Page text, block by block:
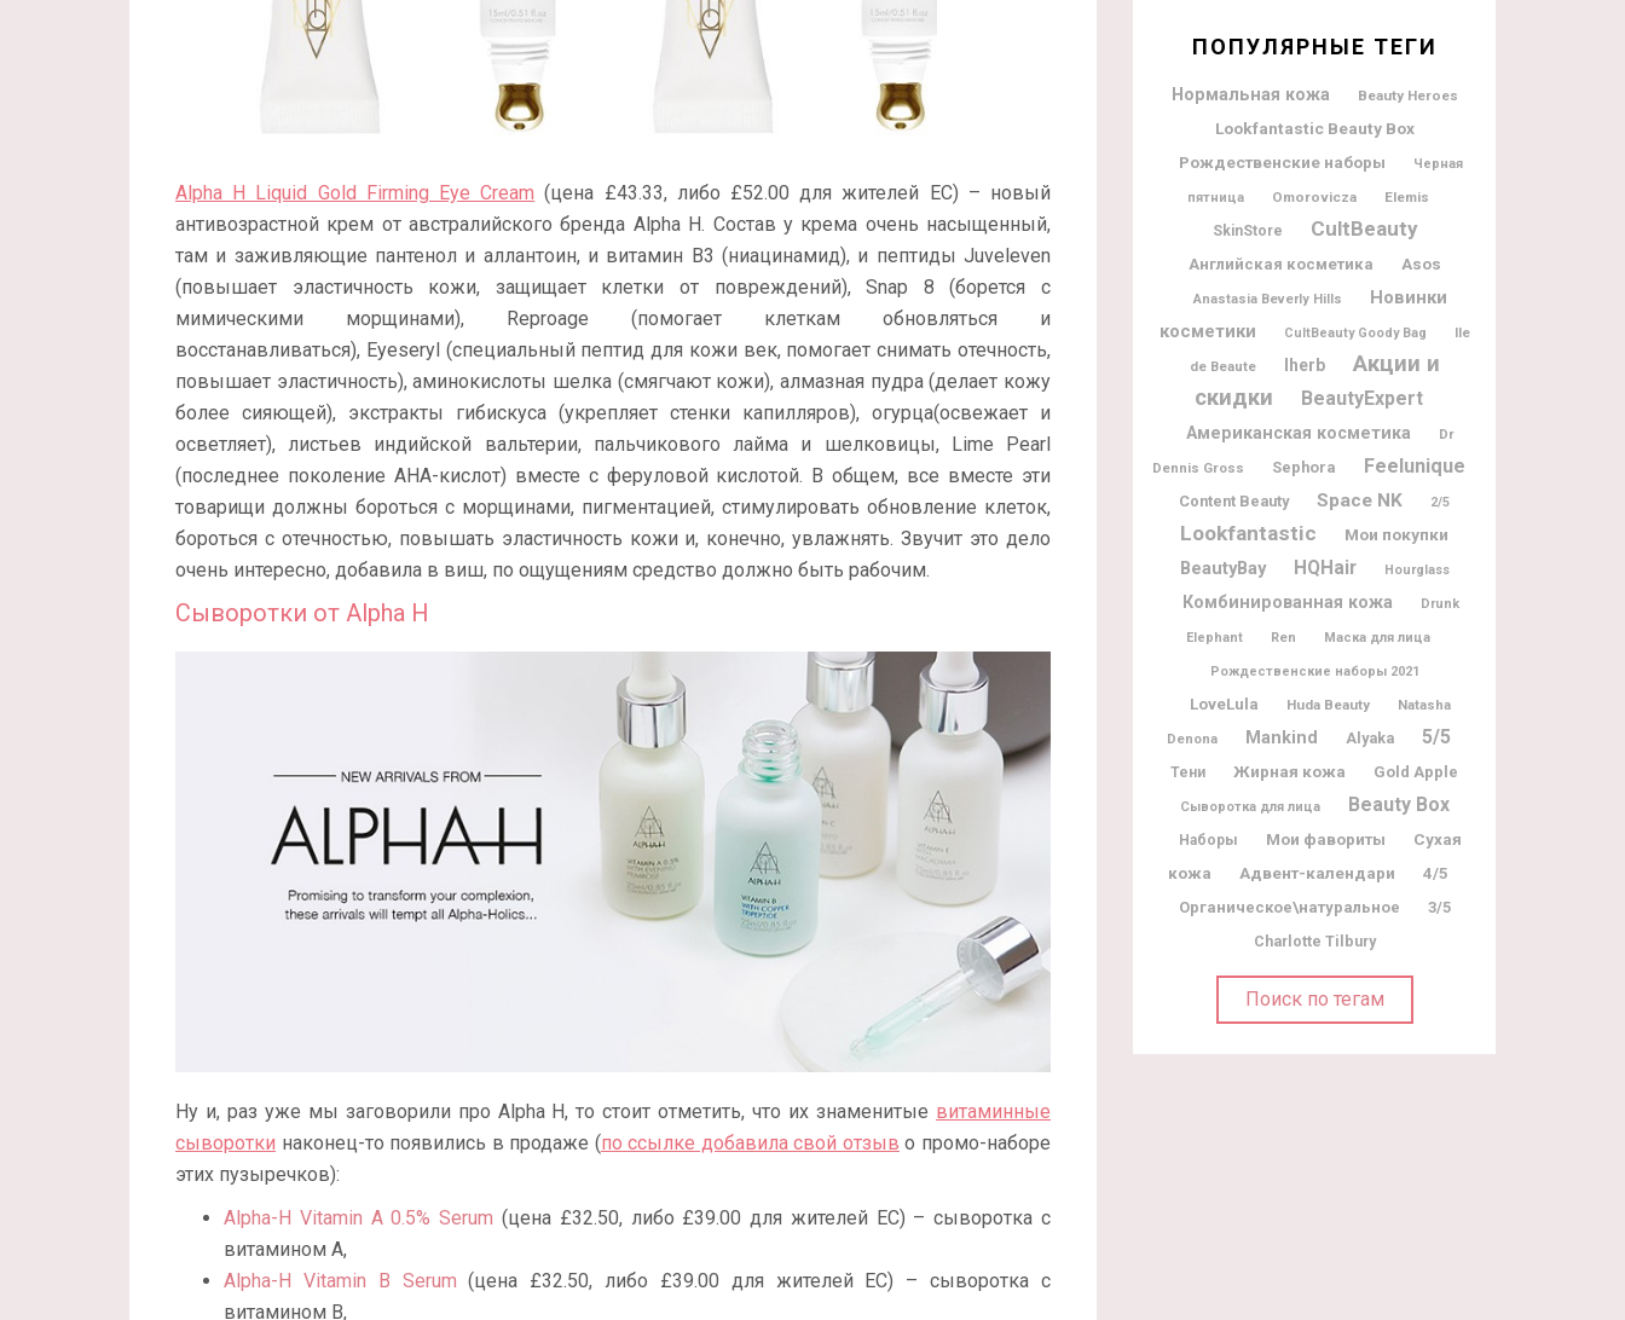
Alpha H Liquid Gold Firming Eye Cream (цена £43.33, либо £52.00 для жителей ЕС) – новый
антивозрастной крем от австралийского бренда Alpha H. Состав у крема очень насыщенный,
там и заживляющие пантенол и аллантоин, и витамин В3 (ниацинамид), и пептиды Juveleven
(повышает эластичность кожи, защищает клетки от повреждений), Snap 8 (борется с
мимическими морщинами), Reproage (помогает клеткам обновляться и
восстанавливаться), Eyeseryl (специальный пептид для кожи век, помогает снимать отечность,
повышает эластичность), аминокислоты шелка (смягчают кожи), алмазная пудра (делает кожу
более сияющей), экстракты гибискуса (укрепляет стенки капилляров), огурца(освежает и
осветляет), листьев индийской вальтерии, пальчикового лайма и шелковицы, Lime Pearl
(последнее поколение AHA-кислот) вместе с феруловой кислотой. В общем, все вместе эти
товарищи должны бороться с морщинами, пигментацией, стимулировать обновление клеток,
бороться с отечностью, повышать эластичность кожи и, конечно, увлажнять. Звучит это дело
очень интересно, добавила в виш, по ощущениям средство должно быть рабочим.
Сыворотки от Alpha H
Ну и, раз уже мы заговорили про Alpha H, то стоит отметить, что их знаменитые витаминные
сыворотки наконец-то появились в продаже (по ссылке добавила свой отзыв о промо-наборе
этих пузыречков):
Alpha-H Vitamin A 0.5% Serum (цена £32.50, либо £39.00 для жителей ЕС) – сыворотка с
витамином А,
Alpha-H Vitamin B Serum (цена £32.50, либо £39.00 для жителей ЕС) – сыворотка с
витамином В,
ПОПУЛЯРНЫЕ ТЕГИ
Нормальная кожа Beauty Heroes
Lookfantastic Beauty Box
Рождественские наборы
Черная
пятница Omorovicza
Elemis
SkinStore
CultBeauty
Английская косметика Asos
Anastasia Beverly Hills
Новинки
косметики
CultBeauty Goody Bag
Ile
de Beaute
Iherb
Акции и
скидки
BeautyExpert
Американская косметика
Dr
Dennis Gross
Sephora Feelunique
Content Beauty Space NK 2/5
Lookfantastic Мои покупки
BeautyBay HQHair Hourglass
Комбинированная кожа Drunk
Elephant Ren Маска для лица
Рождественские наборы 2021
LoveLula Huda Beauty
Natasha
Denona
Mankind Alyaka 5/5
Тени Жирная кожа Gold Apple
Сыворотка для лица Beauty Box
Наборы Мои фавориты
Сухая
кожа
Адвент-календари
4/5
Органическое\натуральное
3/5
Charlotte Tilbury
Поиск по тегам